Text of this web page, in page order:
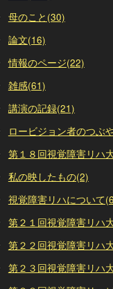
母のこと(30)
論文(16)
情報のページ(22)
雑感(61)
講演の記録(21)
ロービジョン者のつぶ
第１８回視覚障害リハ
私の映したもの(2)
視覚障害リハについて
第２１回視覚障害リハ
第２２回視覚障害リハ
第２３回視覚障害リハ